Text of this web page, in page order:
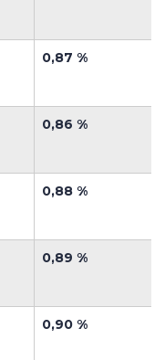
0,87 %
0,86 %
0,88 %
0,89 %
0,90 %